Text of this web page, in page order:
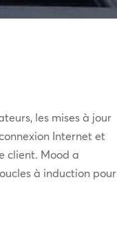
les mises à jour
Internet et
client. Mood a
à induction pour